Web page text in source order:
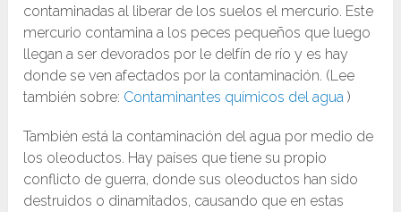
contaminadas al liberar de los suelos el mercurio. Este
mercurio contamina a los peces pequeños que luego
llegan a ser devorados por le delfín de río y es hay
donde se ven afectados por la contaminación. (Lee
también sobre: Contaminantes químicos del agua )
También está la contaminación del agua por medio de
los oleoductos. Hay países que tiene su propio
conflicto de guerra, donde sus oleoductos han sido
destruidos o dinamitados, causando que en estas